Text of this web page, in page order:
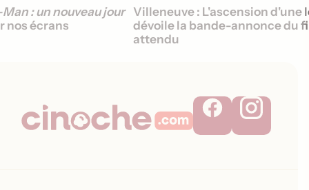
: un nouveau jour
nos écrans
Villeneuve : L'ascension d'une
dévoile la bande-annonce du
attendu